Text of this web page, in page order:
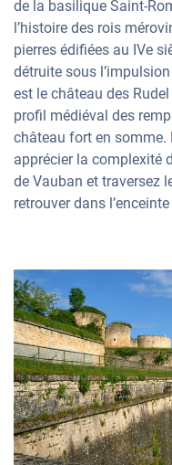
de la basilique Saint-
l’histoire des rois
pierres édifiées au IVe
détruite sous
est le château des
profil médiéval des
château fort en somme.
apprécier la complexité
de Vauban et traversez
retrouver dans